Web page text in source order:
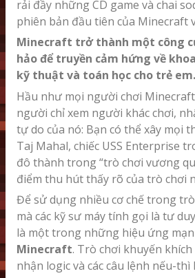
rải đầy những CD game và chai
phiên bản đầu tiên của Minecraft
Minecraft trở thành một công
hảo để truyền cảm hứng về
kỹ thuật và toán học cho trẻ em.
Hầu như mọi người chơi
người chỉ xem người khác chơi,
tự do của nó: Bạn có thể xây mọi
Taj Mahal, chiếc USS Enterprise
đô thành trong “trò chơi vương
điểm thu hút thấy rõ của trò chơi
Để sử dụng nhiều cơ chế trong
mà các kỹ sư máy tính gọi là tư
là một trong những hiệu ứng
Minecraft. Trò chơi khuyến
nhận logic và các câu lệnh nếu-thì